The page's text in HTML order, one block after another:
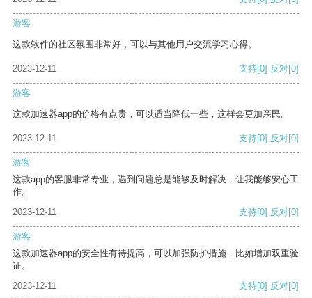
游客
这款软件的社区氛围非常好，可以与其他用户交流学习心得。
2023-12-11 支持[0] 反对[0]
游客
这款加速器app的价格有点贵，可以适当降低一些，这样会更加亲民。
2023-12-11 支持[0] 反对[0]
游客
这款app的客服非常专业，遇到问题总是能够及时解决，让我能够安心工
作。
2023-12-11
支持[0] 反对[0]
游客
这款加速器app的安全性有待提高，可以加强防护措施，比如增加双重验
证。
2023-12-11
支持[0] 反对[0]